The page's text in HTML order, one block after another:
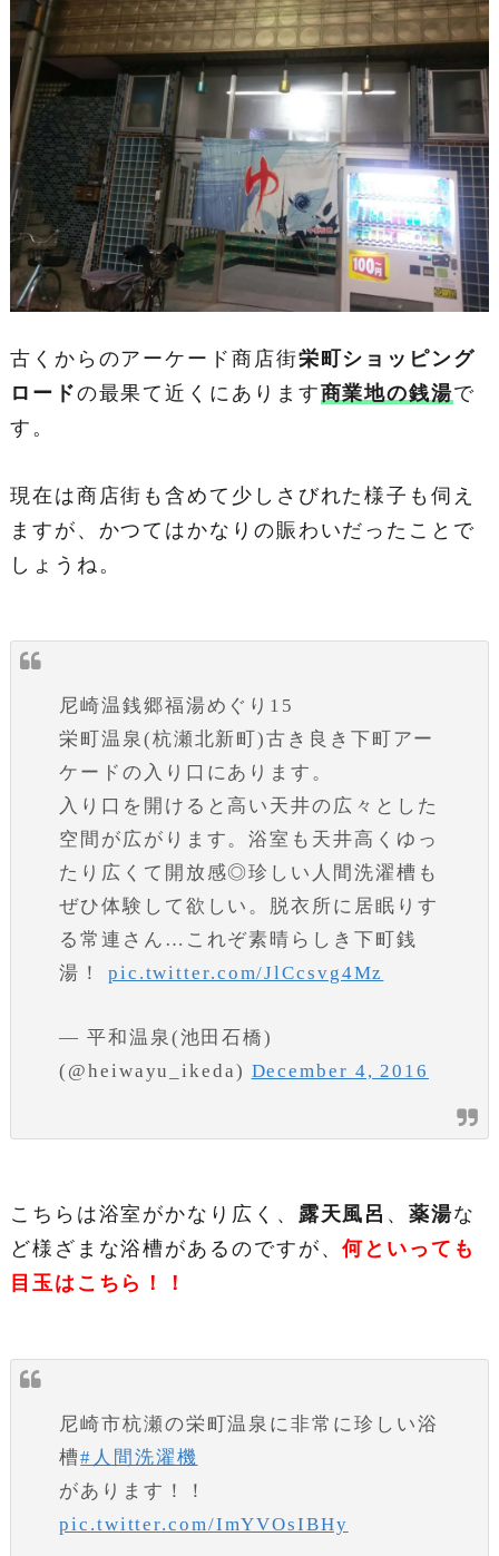
古くからのアーケード商店街栄町ショッピング
ロードの最果て近くにあります商業地の銭湯で
す。
現在は商店街も含めて少しさびれた様子も伺え
ますが、かつてはかなりの賑わいだったことで
しょうね。
尼崎温銭郷福湯めぐり15
栄町温泉(杭瀬北新町)古き良き下町アー
ケードの入り口にあります。
入り口を開けると高い天井の広々とした
空間が広がります。浴室も天井高くゆっ
たり広くて開放感◎珍しい人間洗濯槽も
ぜひ体験して欲しい。脱衣所に居眠りす
る常連さん…これぞ素晴らしき下町銭
湯！ pic.twitter.com/JlCcsvg4Mz
— 平和温泉(池田石橋)
(@heiwayu_ikeda) December 4, 2016
こちらは浴室がかなり広く、 露天風呂 、薬湯な
ど様ざまな浴槽があるのですが、何といっても
目玉はこちら！！
尼崎市杭瀬の栄町温泉に非常に珍しい浴
槽#人間洗濯機
があります！！
pic.twitter.com/ImYVOsIBHy